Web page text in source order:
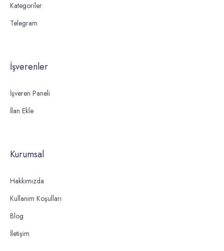
Kategoriler
Telegram
İşverenler
İşveren Paneli
İlan Ekle
Kurumsal
Hakkımızda
Kullanım Koşulları
Blog
İletişim